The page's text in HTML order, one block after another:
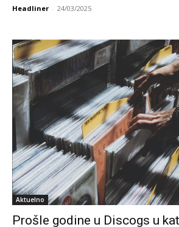
Headliner - 24/03/2025
Aktuelno
Prošle godine u Discogs u